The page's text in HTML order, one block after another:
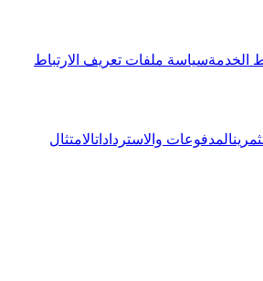
الخدمةسياسة ملفات تعريف الارتباط
المدفوعات والاسترداداتالامتثال